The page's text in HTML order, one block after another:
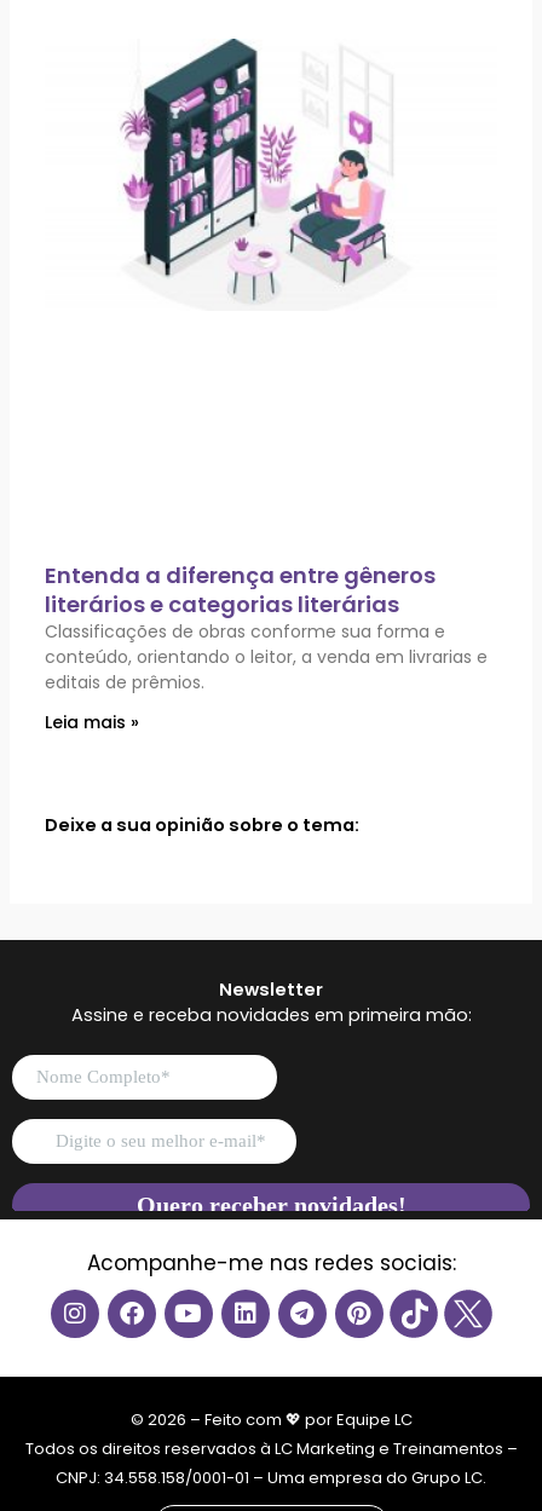
Entenda a diferença entre gêneros
literários e categorias literárias
Classificações de obras conforme sua forma e
conteúdo, orientando o leitor, a venda em livrarias e
editais de prêmios.
Leia mais »
Deixe a sua opinião sobre o tema:
Newsletter
Assine e receba novidades em primeira mão:
Acompanhe-me nas redes sociais:
I
n
s
t
r
a
m
F
a
c
e
o
o
k
Y
o
u
t
b
e
L
i
n
k
d
i
n
T
e
l
e
r
a
m
P
i
n
t
r
e
s
t
© 2026 – Feito com 💖 por Equipe LC
Todos os direitos reservados à LC Marketing e Treinamentos –
CNPJ: 34.558.158/0001-01 – Uma empresa do Grupo LC.